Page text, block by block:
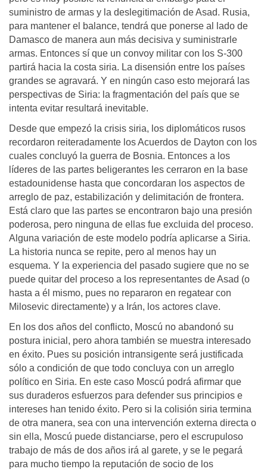
suministro de armas y la deslegitimación de Asad. Rusia,
para mantener el balance, tendrá que ponerse al lado de
Damasco de manera aun más decisiva y suministrarle
armas. Entonces sí que un convoy militar con los S-300
partirá hacia la costa siria. La disensión entre los países
grandes se agravará. Y en ningún caso esto mejorará las
perspectivas de Siria: la fragmentación del país que se
intenta evitar resultará inevitable.
Desde que empezó la crisis siria, los diplomáticos rusos
recordaron reiteradamente los Acuerdos de Dayton con los
cuales concluyó la guerra de Bosnia. Entonces a los
líderes de las partes beligerantes les cerraron en la base
estadounidense hasta que concordaran los aspectos de
arreglo de paz, estabilización y delimitación de frontera.
Está claro que las partes se encontraron bajo una presión
poderosa, pero ninguna de ellas fue excluida del proceso.
Alguna variación de este modelo podría aplicarse a Siria.
La historia nunca se repite, pero al menos hay un
esquema. Y la experiencia del pasado sugiere que no se
puede quitar del proceso a los representantes de Asad (o
hasta a él mismo, pues no repararon en regatear con
Milosevic directamente) y a Irán, los actores clave.
En los dos años del conflicto, Moscú no abandonó su
postura inicial, pero ahora también se muestra interesado
en éxito. Pues su posición intransigente será justificada
sólo a condición de que todo concluya con un arreglo
político en Siria. En este caso Moscú podrá afirmar que
sus duraderos esfuerzos para defender sus principios e
intereses han tenido éxito. Pero si la colisión siria termina
de otra manera, sea con una intervención externa directa o
sin ella, Moscú puede distanciarse, pero el escrupuloso
trabajo de más de dos años irá al garete, y se le pegará
para mucho tiempo la reputación de socio de los